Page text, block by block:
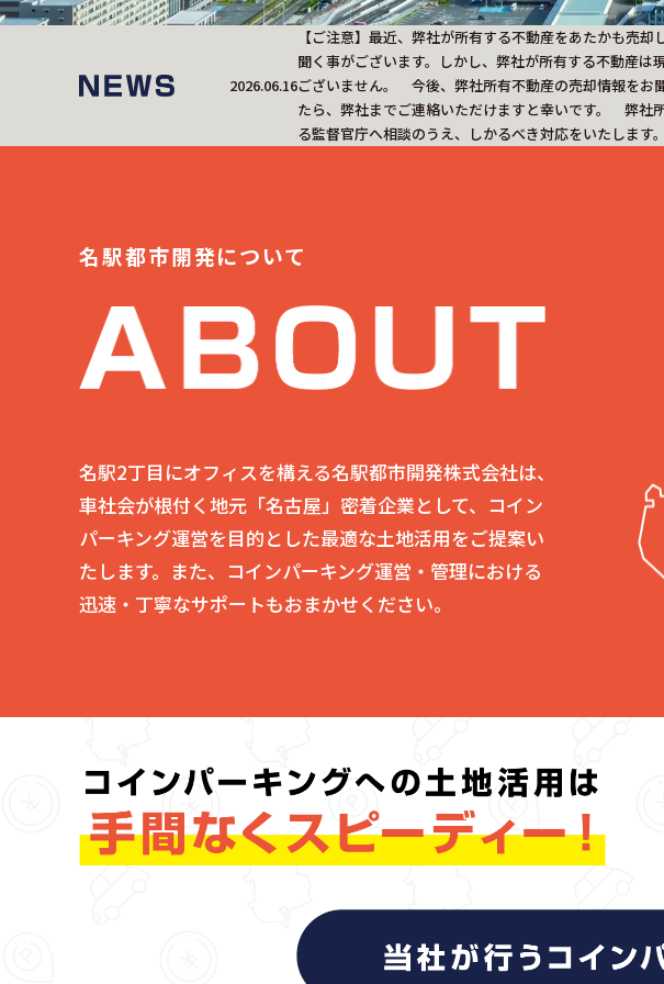
2026.06.16
【ご注意】最近、弊社が所有する不動産をあたかも売
聞く事がございます。しかし、弊社が所有する不動産
ございません。 今後、弊社所有不動産の売却情報をお
たら、弊社までご連絡いただけますと幸いです。 弊社
る監督官庁へ相談のうえ、しかるべき対応をいたします。
名駅都市開発について
名駅2丁目にオフィスを構える名駅都市開発株式会社は、
車社会が根付く地元「名古屋」密着企業として、コイン
パーキング運営を目的とした最適な土地活用をご提案い
たします。また、コインパーキング運営・管理における
迅速・丁寧なサポートもおまかせください。